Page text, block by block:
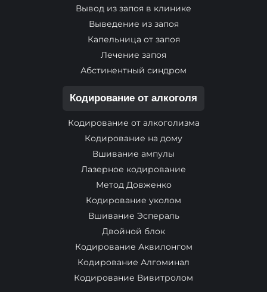
Вывод из запоя в клинике
Выведение из запоя
Капельница от запоя
Лечение запоя
Абстинентный синдром
Кодирование от алкоголя
Кодирование от алкоголизма
Кодирование на дому
Вшивание ампулы
Лазерное кодирование
Метод Довженко
Кодирование уколом
Вшивание Эспераль
Двойной блок
Кодирование Аквилонгом
Кодирование Алгоминал
Кодирование Вивитролом